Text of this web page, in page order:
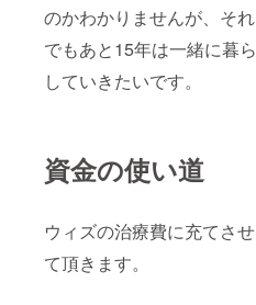
のかわかりませんが、それ
でもあと15年は一緒に暮ら
していきたいです。
資金の使い道
ウィズの治療費に充てさせ
て頂きます。